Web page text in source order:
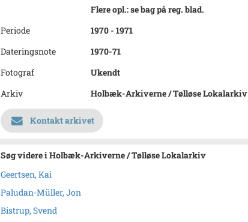
Flere opl.: se bag på reg. blad.
Periode
1970 - 1971
Dateringsnote
1970-71
Fotograf
Ukendt
Arkiv
Holbæk-Arkiverne / Tølløse Lokalarkiv
Kontakt arkivet
Søg videre i Holbæk-Arkiverne / Tølløse Lokalarkiv
Geertsen, Kai
Paludan-Müller, Jon
Bistrup, Svend